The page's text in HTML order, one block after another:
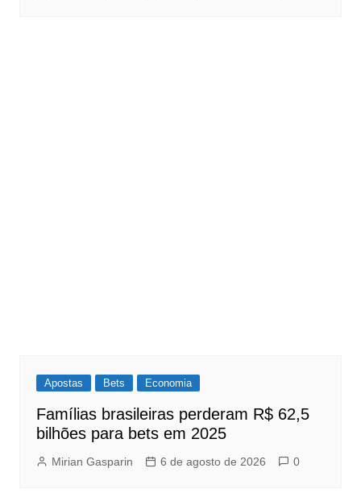
Apostas Bets Economia
Famílias brasileiras perderam R$ 62,5
bilhões para bets em 2025
Mirian Gasparin 6 de agosto de 2026 0